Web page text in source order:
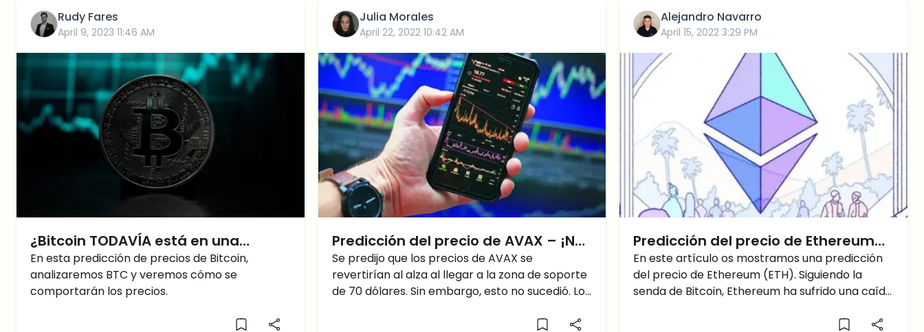
continuar el precio de Ethereum en el futuro?
¿Debería invertir ahora? Abordemos todo lo
que necesitas saber en esta predicción del
precio de Ethereum.
Rudy Fares
April 9, 2023 11:46 AM
¿Bitcoin TODAVÍA está en una
tendencia alcista? Predicción del
Bitcoin Precio
En esta predicción de precios de Bitcoin,
analizaremos BTC y veremos cómo se
comportarán los precios.
Julia Morales
April 22, 2022 10:42 AM
Predicción del precio de AVAX – ¡No
compre AVAX todavía! Aquí está la
razón
Se predijo que los precios de AVAX se
revertirían al alza al llegar a la zona de soporte
de 70 dólares. Sin embargo, esto no sucedió. Los
precio bajista donde los precios podrían
Alejandro Navarro
April 15, 2022 3:29 PM
Predicción del precio de Ethereum
(ETH): ¡4000$ pronto!
En este artículo os mostramos una predicción
del precio de Ethereum (ETH). Siguiendo la
senda de Bitcoin, Ethereum ha sufrido una caída